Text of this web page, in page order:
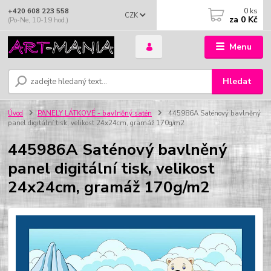
Menu
CZK
Hledat
+420 608 223 558
(Po-Ne, 10-19 hod.)
0 ks
za 0 Kč
Úvod PANELY LÁTKOVÉ - bavlněný satén
445986A Saténový bavlněný
panel digitální tisk, velikost 24x24cm, gramáž 170g/m2
445986A Saténový bavlněný
panel digitální tisk, velikost
24x24cm, gramáž 170g/m2